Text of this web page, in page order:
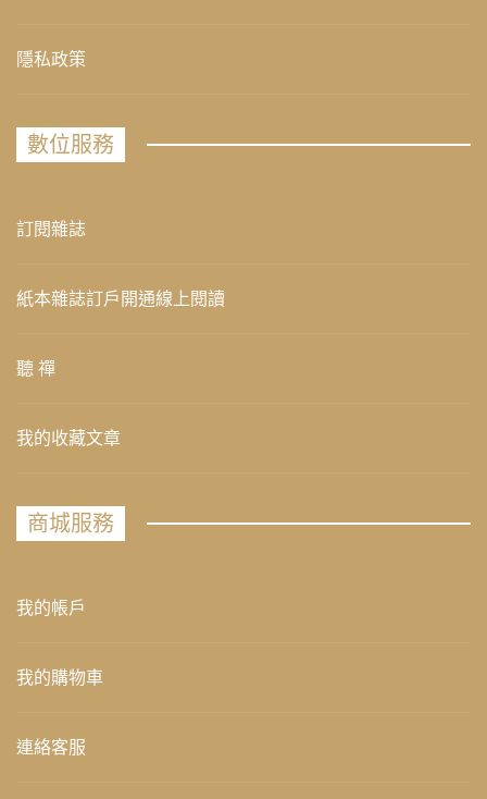
隱私政策
數位服務
訂閱雜誌
紙本雜誌訂戶開通線上閱讀
聽 禪
我的收藏文章
商城服務
我的帳戶
我的購物車
連絡客服